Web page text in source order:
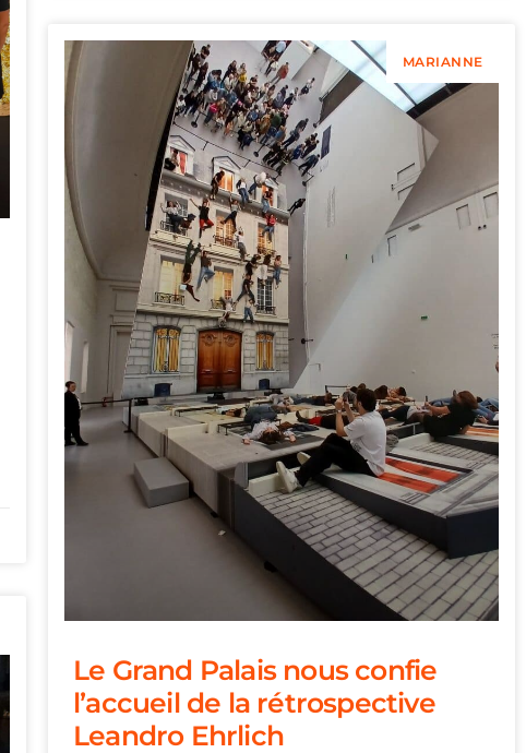
MARIANNE
Le Grand Palais nous confie
l’accueil de la rétrospective
Leandro Ehrlich